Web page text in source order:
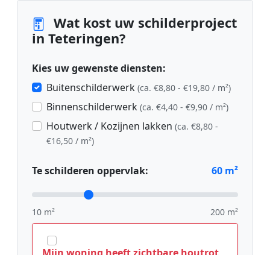
Wat kost uw schilderproject
in Teteringen?
Kies uw gewenste diensten:
Buitenschilderwerk (ca. €8,80 - €19,80 / m²)
Binnenschilderwerk (ca. €4,40 - €9,90 / m²)
Houtwerk / Kozijnen lakken (ca. €8,80 -
€16,50 / m²)
Te schilderen oppervlak: 60 m²
10 m² 200 m²